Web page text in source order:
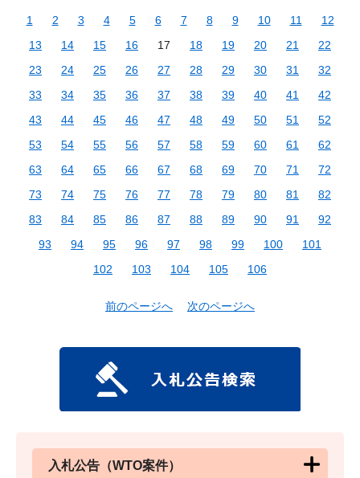
1 2 3 4 5 6 7 8 9 10 11
12
13
14 15 16 17 18 19 20 21
22
23
24 25 26 27 28 29 30 31
32
33
34 35 36 37 38 39 40 41
42
43
44 45 46 47 48 49 50 51
52
53
54 55 56 57 58 59 60 61
62
63
64 65 66 67 68 69 70 71
72
73
74 75 76 77 78 79 80 81
82
83
84 85 86 87 88 89 90 91
92
93
94 95 96 97 98 99 100
101
102
103 104 105 106
前のページへ 次のページへ
入札公告（WTO案件）